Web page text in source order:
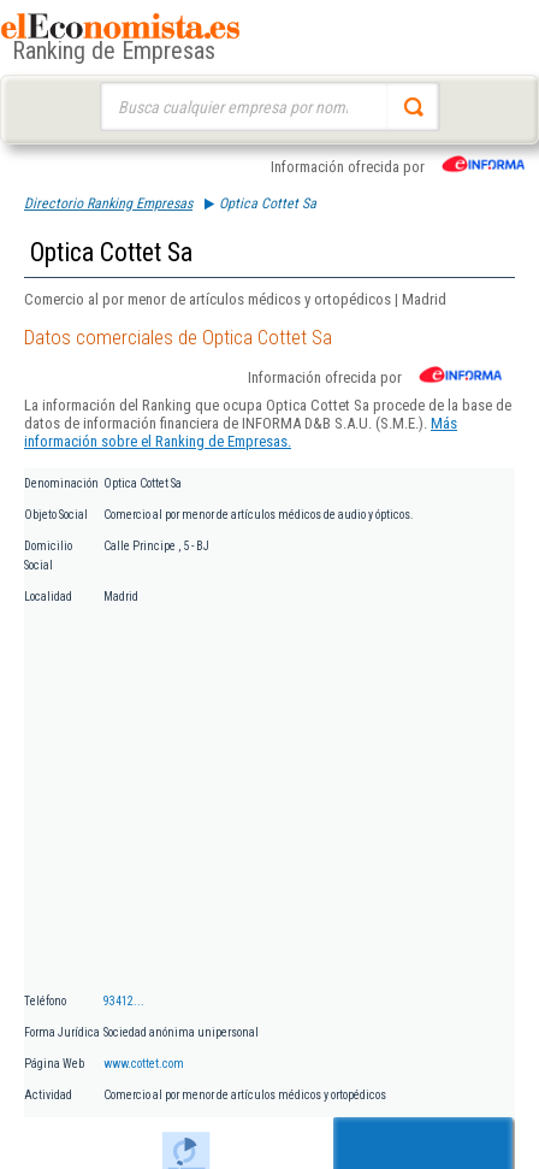
Ranking de Empresas
Información ofrecida por
Directorio Ranking Empresas Optica Cottet Sa
Optica Cottet Sa
Comercio al por menor de artículos médicos y ortopédicos | Madrid
Datos comerciales de Optica Cottet Sa
Información ofrecida por
La información del Ranking que ocupa Optica Cottet Sa procede de la base de
datos de información financiera de INFORMA D&B S.A.U. (S.M.E.). Más
información sobre el Ranking de Empresas.
Denominación Optica Cottet Sa
Objeto Social Comercio al por menor de artículos médicos de audio y ópticos.
Domicilio
Social
Calle Principe , 5 - BJ
Localidad Madrid
Teléfono 93412...
Forma Jurídica Sociedad anónima unipersonal
Página Web www.cottet.com
Actividad Comercio al por menor de artículos médicos y ortopédicos